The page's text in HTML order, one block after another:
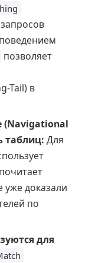
позволяет
Tail) в
(Navigational
таблиц: Для
уже доказали
по
для